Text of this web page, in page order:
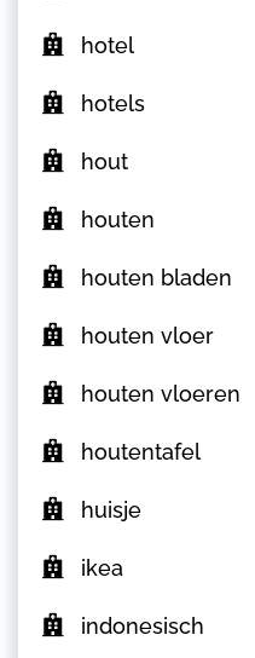
hotel
hotels
hout
houten
houten bladen
houten vloer
houten vloeren
houtentafel
huisje
ikea
indonesisch